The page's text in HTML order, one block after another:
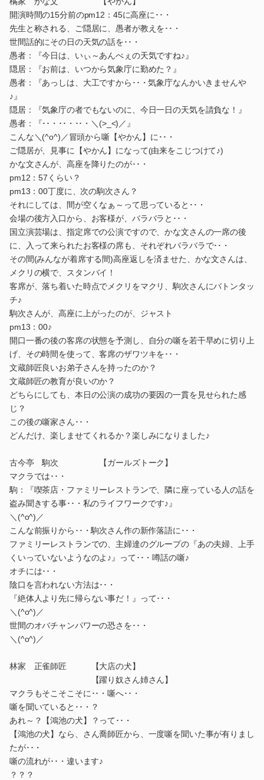
開演時間の15分前のpm12：45に高座に･･・
先生と称される、ご隠居に、愚者が教えを･･・
世間話的にその日の天気の話を･･・
愚者：『今日は、いぃ～あんべぇの天気ですね♪』
隠居：『お前は、いつから気象庁に勤めた？』
愚者：『あっしは、大工ですから･･・気象庁なんかいきませんや
♪』
隠居：『気象庁の者でもないのに、今日一日の天気を請負な！』
愚者：『･･・･･・･･・＼(>_<)／』
こんな＼(^o^)／冒頭から噺【やかん】に･･・
ご隠居が、見事に【やかん】になって(由来をこじつけて♪)
かな文さんが、高座を降りたのが･･・
pm12：57くらい？
pm13：00丁度に、次の駒次さん？
それにしては、間が空くなぁ～って思っていると･･・
会場の後方入口から、お客様が、バラバラと･･・
国立演芸場は、指定席での公演ですので、かな文さんの一席の後
に、入って来られたお客様の席も、それぞれバラバラで･･・
その間(みんなが着席する間)高座返しを済ませた、かな文さんは、
メクリの横で、スタンバイ！
客席が、落ち着いた時点でメクリをマクリ、駒次さんにバトンタッ
チ♪
駒次さんが、高座に上がったのが、ジャスト
pm13：00♪
開口一番の後の客席の状態を予測し、自分の噺を若干早めに切り上
げ、その時間を使って、客席のザワツキを･･・
文蔵師匠良いお弟子さんを持ったのか？
文蔵師匠の教育が良いのか？
どちらにしても、本日の公演の成功の要因の一貫を見せられた感
じ？
この後の噺家さん･･・
どんだけ、楽しませてくれるか？楽しみになりました♪
古今亭 駒次 【ガールズトーク】
マクラでは･･・
駒：『喫茶店・ファミリーレストランで、隣に座っている人の話を
盗み聞きする事･･・私のライフワークです♪』
＼(^o^)／
こんな前振りから･･・駒次さん作の新作落語に･･・
ファミリーレストランでの、主婦達のグループの『あの夫婦、上手
くいっていないようなのよ♪』って･･・噂話の噺♪
オチには･･・
陰口を言われない方法は･･・
『絶体人より先に帰らない事だ！』って･･・
＼(^o^)／
世間のオバチャンパワーの恐さを･･・
＼(^o^)／
林家 正雀師匠 【大店の犬】
【躍り奴さん姉さん】
マクラもそこそこそに･･・噺へ･･・
噺を聞いていると･･・？
あれ～？【鴻池の犬】？って･･・
【鴻池の犬】なら、さん喬師匠から、一度噺を聞いた事が有りまし
たが･･・
噺の流れが･･・違います♪
？？？